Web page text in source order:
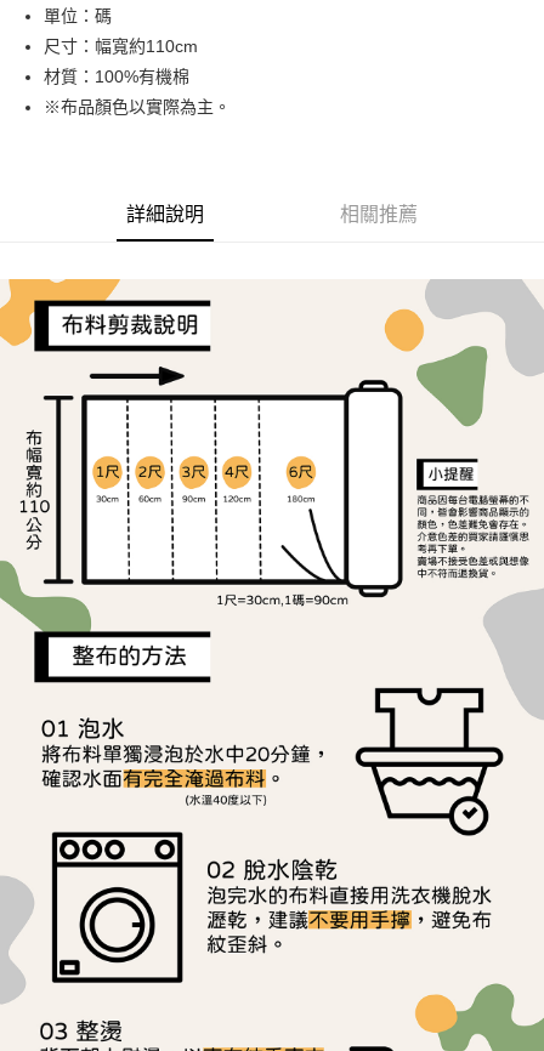
街口支付
Google Pay
大哥付你分期
2.付款方式選擇「大哥付你分期」，訂單成立後會自動跳轉到大哥付的交易
流程，驗證手機門號後，選擇欲分期的期數、繳款截止日，確認付款後即完
3.實際核准額度、可分期數及費用金額請依後續交易確認頁面所載為準。
4.訂單成立30分鐘內，如未前往確認交易或遇審核未通過，訂單將自動取
消。如遇「轉專審核」未通過狀況，表示未達大哥付你分期系統評分，恕無
法說明評估內容。
1.分期款項不併入電信帳單，「大哥付你分期」於每月結算日後寄送繳費提
2.透過簡訊連結打開帳單後，可選擇「超商條碼／台灣大直營門市／銀行轉
帳／街口支付／iPASS MONEY」等通路繳費。
【注意事項】
1.本服務係由「台灣大哥大股份有限公司」（以下簡稱本公司）所提供，讓
用戶於交易時，得透過本服務購買商品或服務，並由商店將買賣／分期付款
買賣價金債權讓與本公司後，依約使用本公司帳單繳交帳款。
2.基於同意付款使用「大哥付你分期」之契約關係目的，商店將以您的個人
資料（包含姓名、電話或地址）提供予台灣大哥大進項蒐集、處理及利用，
由本公司與您本人進行分期帳單所需資料之確認、核對及更正。
3.完整用戶服務條款，請詳閱以下連結：
【關於「AFTEE先享後付」】
便利好安心！
１．簡單：不需註冊會員、不需綁卡、不需儲值。
２．便利：只要手機號碼，簡訊認證，即可結帳。
３．安心：先確認商品／服務後，再付款。
【「AFTEE先享後付」結帳流程】
１．於結帳方式選擇「AFTEE先享後付」後，將跳轉至「AFTEE先享後付」
結帳頁面，進行簡訊認證並確認金額後，即可完成結帳。
２．訂單成立數日內，您將收到繳費通知簡訊。
３．收到繳費通知簡訊後14天內，點擊此簡訊中的連結，可透過四大超商／
ATM／網路銀行／等多元方式進行付款，方視為交易完成。
※ 請注意：結帳手續完成當下不需立刻繳費，但若您需要取消訂單，請聯絡
購買商品的店家。未經商家同意取消之訂單仍視為有效，需透過AFTEE先享
後付繳納相關費用。
※ 交易是否成功請以「AFTEE先享後付 」之結帳頁面顯示為準，若有關於
是否繳費成功／繳費後需取消欲退款等相關疑問，請聯繫「AFTEE先享後付
客戶支援中心」https://netprotections.freshdesk.com/support/home
【注意事項】
１．透過由恩沛科技股份有限公司提供之「AFTEE先享後付」服務完成之交
易，需依本服務之必要範圍內提供個人資料，並將交易相關給付款項請求債
權轉讓予恩沛科技股份有限公司。
２．關於個人資料處理事宜，請瀏覽以下網址：
https://aftee.tw/terms/#terms3
３．未成年的使用者請事先徵得法定代理人或監護人之同意方可使用
「AFTEE先享後付」，若未經同意申辦者引起之損失，本公司不負相關責
任。
４．使用「AFTEE先享後付」時，將依據個別帳號之用戶狀況，依本公司即
時審查核予不同之上限額度；若仍有額度不足之情形，本公司將視審查結果
請求用戶進行身份認證。
５．嚴禁一人註冊多個帳號或使用他人資訊註冊。若發現惡意使用之情形，
恩沛科技股份有限公司將有權停止該用戶之使用額度並採取法律行動。
運送方式
每筆NT$65，滿NT$1,500(含以上)免運費
7-11取貨付款
每筆NT$65，滿NT$1,500(含以上)免運費
宅配
每筆NT$150，滿NT$1,500(含以上)免運費
離島宅配
每筆NT$240
單位：碼
尺寸：幅寬約110cm
材質：100%有機棉
※布品顏色以實際為主。
詳細說明 相關推薦